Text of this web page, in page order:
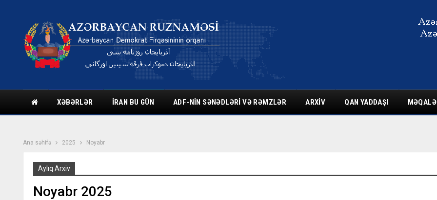
XƏBƏRLƏR İRAN BU GÜN ADF-NIN SƏNƏDLƏRI VƏ RƏMZLƏR ARXIV QAN YADDAŞI
Ana səhifə 2025 Noyabr
Aylıq Arxiv
Noyabr 2025